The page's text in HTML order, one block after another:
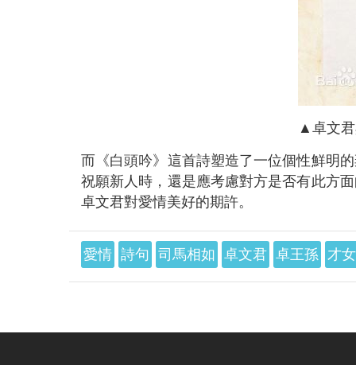
▲卓文君
而《白頭吟》這首詩塑造了一位個性鮮明
祝願新人時，還是應考慮對方是否有此方
卓文君對愛情美好的期許。
愛情 詩句 司馬相如 卓文君 卓王孫 才女